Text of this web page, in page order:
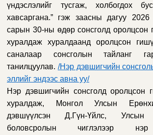
үндэслэлийг тусгаж, холбогдох
хавсаргана.” гэж заасны дагуу
сарын 30-ны өдөр сонсголд оролцсон
хуралдаж хуралдаанд оролцсон
саналаар сонсголын тайланг
танилцуулав. /Нэр дэвшигчийн
эллийг эндээс авна уу/
Нэр дэвшигчийн сонсголд оролцсон
хуралдаж,
Монгол Улсын
дэвшүүлсэнД.Гүн-Үйлс,
боловсролын чиглэлээр нэр